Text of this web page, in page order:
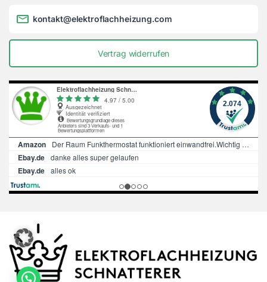
kontakt@elektroflachheizung.com
Vertrag widerrufen